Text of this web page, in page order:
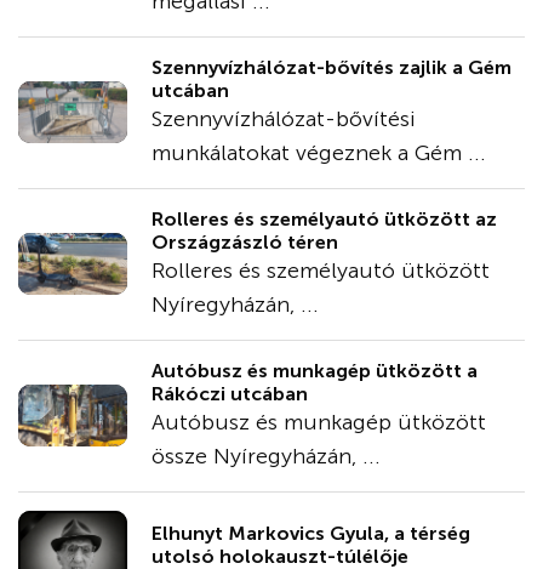
Szennyvízhálózat-bővítés zajlik a Gém
utcában
Szennyvízhálózat-bővítési
munkálatokat végeznek a Gém ...
Rolleres és személyautó ütközött az
Országzászló téren
Rolleres és személyautó ütközött
Nyíregyházán, ...
Autóbusz és munkagép ütközött a
Rákóczi utcában
Autóbusz és munkagép ütközött
össze Nyíregyházán, ...
Elhunyt Markovics Gyula, a térség
utolsó holokauszt-túlélője